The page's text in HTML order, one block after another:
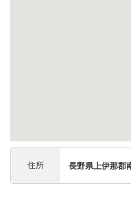
住所 長野県上伊那郡